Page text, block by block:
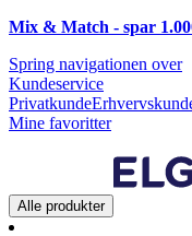
Mix & Match - spar
Spring navigationen over
Kundeservice
Privatkunde
Mine favoritter
Alle produkter